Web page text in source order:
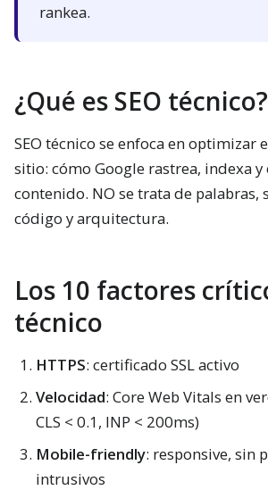
rankea.
¿Qué es SEO técnico?
SEO técnico se enfoca en optimizar
sitio: cómo Google rastrea, indexa
contenido. NO se trata de palabras,
código y arquitectura.
Los 10 factores
técnico
HTTPS: certificado SSL activo
Velocidad: Core Web Vitals en
CLS < 0.1, INP < 200ms)
Mobile-friendly: responsive, sin
intrusivos